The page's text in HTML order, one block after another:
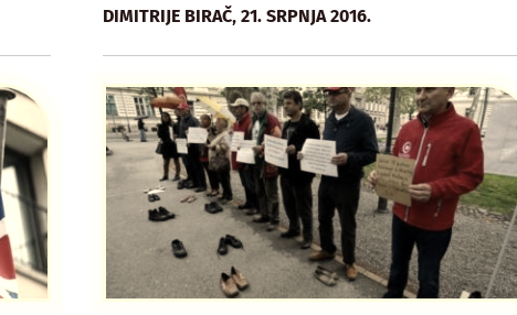
DIMITRIJE BIRAČ,21. SRPNJA 2016.